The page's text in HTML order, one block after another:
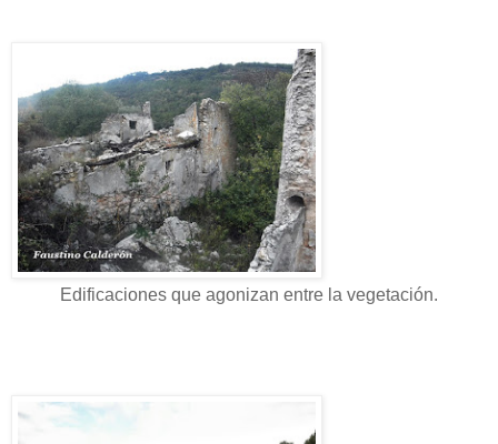
Edificaciones que agonizan entre la vegetación.